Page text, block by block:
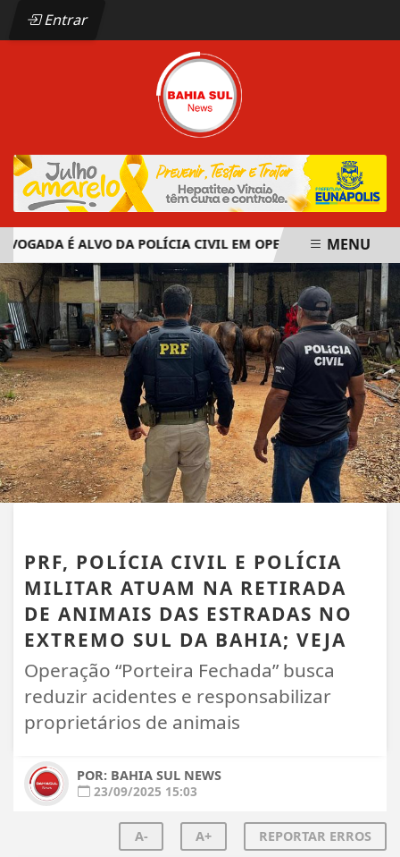
Entrar
É ALVO DA POLÍCIA CIVIL EM OPERAÇÃO CONTRA
EM ALTA
MENU
PRF, POLÍCIA CIVIL E POLÍCIA
MILITAR ATUAM NA RETIRADA
DE ANIMAIS DAS ESTRADAS NO
EXTREMO SUL DA BAHIA; VEJA
Operação “Porteira Fechada” busca
reduzir acidentes e responsabilizar
proprietários de animais
POR: BAHIA SUL NEWS
23/09/2025 15:03
A- A+ REPORTAR ERROS